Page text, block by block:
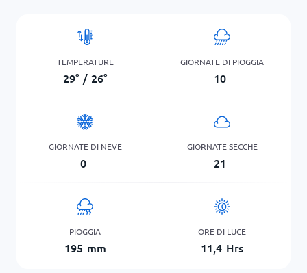
TEMPERATURE
29° / 26°
GIORNATE DI PIOGGIA
10
GIORNATE DI NEVE
0
GIORNATE SECCHE
21
PIOGGIA
195 mm
ORE DI LUCE
11,4 Hrs